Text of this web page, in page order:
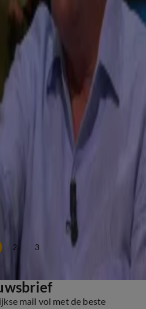
voor debat over situatie in Spanje
buitenlandminister Berendsen op bestorming
'Er gebeurt nog altijd niks!'
schande van vergelijking Frans
tegen komst azc: 'Wat een lelijk vandalisme'
tegen Frans Timmermans om omstreden
de deurwaarders, híj is een slecht mens!'
2 3
mail vol met de beste